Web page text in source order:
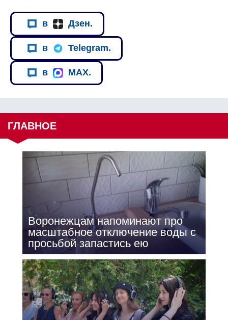
в Дзен.
в Telegram.
в MAX.
ГЛАВНОЕ
Воронежцам напоминают про
масштабное отключение воды с
просьбой запастись ею